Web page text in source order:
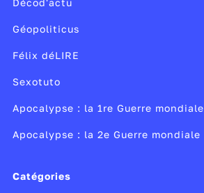
dans ce quiz.
Décod'actu
Géopoliticus
Félix déLIRE
Sexotuto
Apocalypse : la 1re Guerre mondiale
Apocalypse : la 2e Guerre mondiale
Catégories